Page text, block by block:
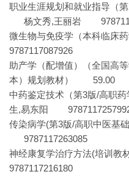
职业生涯规划和就业指导
杨文秀,王丽岩
微生物与免疫学（本科
9787117087926
助产学（配增值）（全国高
本）规划教材） 59.00
中药鉴定技术（第3版/高
生,易东阳
传染病学(第3版/高职中
9787117263085
神经康复学治疗方法(
9787117216180